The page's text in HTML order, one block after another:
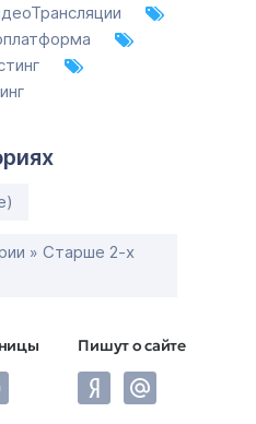
» Старше 2-х
Пишут о сайте